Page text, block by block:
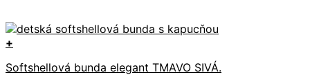
+
produkt
Softshellová bunda elegant TMAVO SIVÁ.